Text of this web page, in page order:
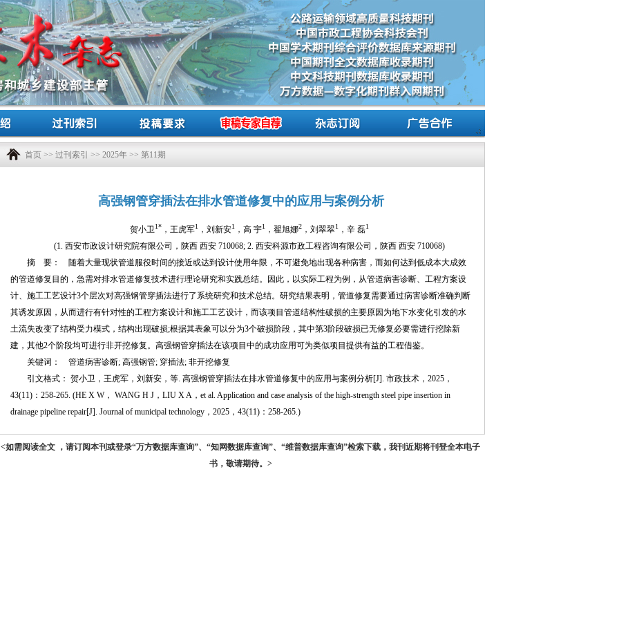
首页 >> 过刊索引 >> 2025年 >> 第11期
高强钢管穿插法在排水管道修复中的应用与案例分析
贺小卫1* ，王虎军1 ，刘新安1 ，高 宇1 ，翟旭娜2 ，刘翠翠1 ，辛 磊1
(1. 西安市政设计研究院有限公司，陕西 西安 710068; 2. 西安科源市政工程咨询有限公司，陕西 西安 710068)
摘 要： 随着大量现状管道服役时间的接近或达到设计使用年限，不可避免地出现各种病害，而如何达到低成本大成效
的管道修复目的，急需对排水管道修复技术进行理论研究和实践总结。因此，以实际工程为例，从管道病害诊断、工程方案设
计、施工工艺设计3个层次对高强钢管穿插法进行了系统研究和技术总结。研究结果表明，管道修复需要通过病害诊断准确判断
其诱发原因，从而进行有针对性的工程方案设计和施工工艺设计，而该项目管道结构性破损的主要原因为地下水变化引发的水
土流失改变了结构受力模式，结构出现破损;根据其表象可以分为3个破损阶段，其中第3阶段破损已无修复必要需进行挖除新
建，其他2个阶段均可进行非开挖修复。高强钢管穿插法在该项目中的成功应用可为类似项目提供有益的工程借鉴。
关键词： 管道病害诊断; 高强钢管; 穿插法; 非开挖修复
引文格式： 贺小卫，王虎军，刘新安，等. 高强钢管穿插法在排水管道修复中的应用与案例分析[J]. 市政技术，2025，
43(11)：258-265. (HE X W， WANG H J，LIU X A，et al. Application and case analysis of the high-strength steel pipe insertion in
drainage pipeline repair[J]. Journal of municipal technology，2025，43(11)：258-265.)
<如需阅读全文 ，请订阅本刊或登录“万方数据库查询”、“知网数据库查询”、“维普数据库查询”检索下载，我刊近期将刊登全本电子
书，敬请期待。>